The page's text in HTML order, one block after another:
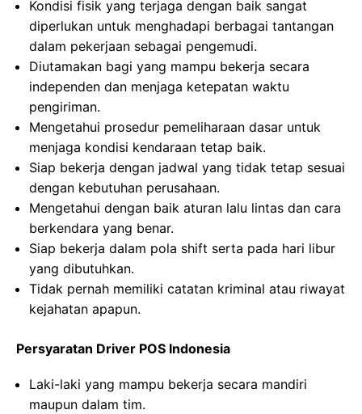
Kondisi fisik yang terjaga dengan baik sangat
diperlukan untuk menghadapi berbagai tantangan
dalam pekerjaan sebagai pengemudi.
Diutamakan bagi yang mampu bekerja secara
independen dan menjaga ketepatan waktu
pengiriman.
Mengetahui prosedur pemeliharaan dasar untuk
menjaga kondisi kendaraan tetap baik.
Siap bekerja dengan jadwal yang tidak tetap sesuai
dengan kebutuhan perusahaan.
Mengetahui dengan baik aturan lalu lintas dan cara
berkendara yang benar.
Siap bekerja dalam pola shift serta pada hari libur
yang dibutuhkan.
Tidak pernah memiliki catatan kriminal atau riwayat
kejahatan apapun.
Persyaratan Driver POS Indonesia
Laki-laki yang mampu bekerja secara mandiri
maupun dalam tim.